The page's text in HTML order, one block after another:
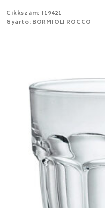
Cikkszám: 119421
Gyártó: BORMIOLI ROCCO